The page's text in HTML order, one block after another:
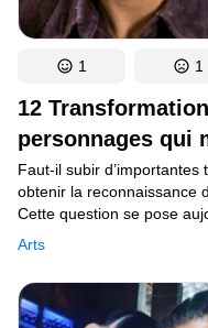
12
personnages qui
Arts
Faut-il subir
obtenir la reconnaissance
Cette question se pose
de plus en plus d’acteurs
1 1